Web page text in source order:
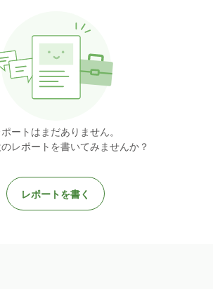
ポートはまだありません。
レポートを書いてみませんか？
レポートを書く